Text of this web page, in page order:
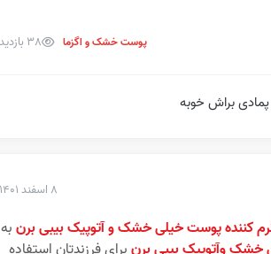
پوست خشک و اگزما 38 بازدید
۸ اسفند ۱۴۰۱
کننده پوست خیلی خشک و آتوپیک بیبی برنبه